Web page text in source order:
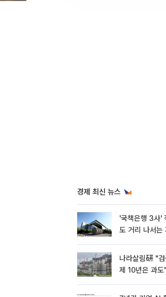
경제 최신 뉴스
'국책은행 3사'
도 거리 나서는
나라살림硏 "
제 10년은 과도"